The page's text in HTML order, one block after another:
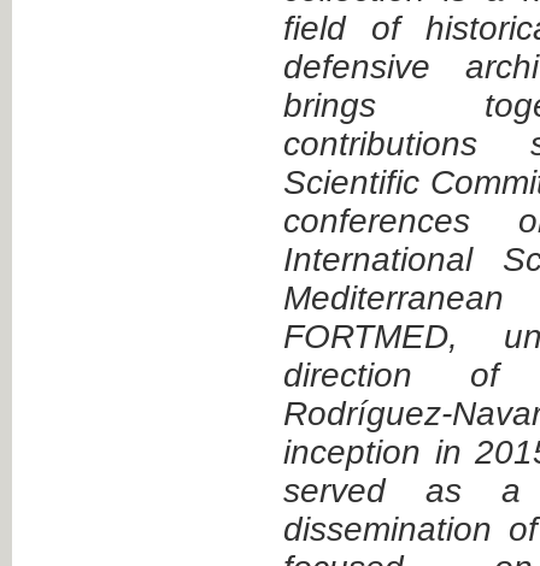
field of
defensive
brings
Scientific
conferences
International
FORTMED,
direction of
Rodríguez-
inception in
served as a
dissemination